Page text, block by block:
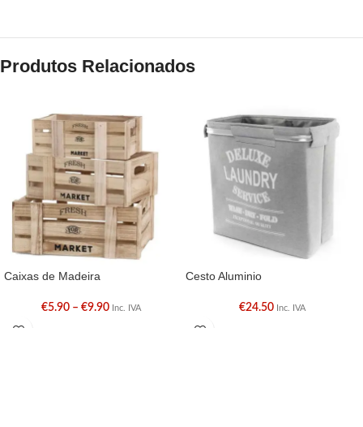
Produtos Relacionados
Caixas de Madeira
€5.90 – €9.90 Inc. IVA
Cesto Aluminio
€24.50 Inc. IVA